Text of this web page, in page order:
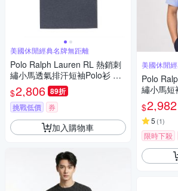
美國休閒經典名牌無距離
Polo Ralph Lauren RL 熱銷刺
繡小馬透氣排汗短袖Polo衫 上
衣-深灰色
$2,806 89折
挑戰低價 券
加入購物車
美國休閒
Polo
繡小馬短
(泡泡紗)
$2,982
5 (1)
限時下殺